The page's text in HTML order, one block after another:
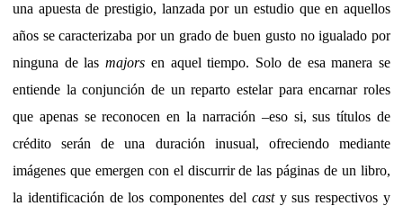
una apuesta de prestigio, lanzada por un estudio que en aquellos
años se caracterizaba por un grado de buen gusto no igualado por
ninguna de lasmajors en aquel tiempo. Solo de esa manera se
entiende la conjunción de un reparto estelar para encarnar roles
que apenas se reconocen en la narración –eso si, sus títulos de
crédito serán de una duración inusual, ofreciendo mediante
imágenes que emergen con el discurrir de las páginas de un libro,
la identificación de los componentes del casty sus respectivos y